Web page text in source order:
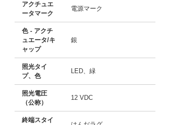
アクチュエ
ータマーク
電源マーク
色 - アクチ
ュエータ/キ
ャップ
銀
照光タイ
プ、色
LED、緑
照光電圧
（公称）
12 VDC
終端スタイ